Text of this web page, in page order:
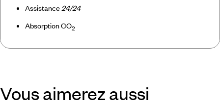
Assistance 24/24
Absorption CO2
Vous aimerez aussi